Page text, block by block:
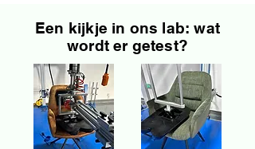
Een kijkje in ons lab: wat
wordt er getest?